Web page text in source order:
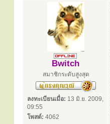
Bwitch
สมาชิกระดับสูงสุด
ลงทะเบียนเมื่อ: 13 มิ.ย. 2009,
09:55
โพสต์: 4062